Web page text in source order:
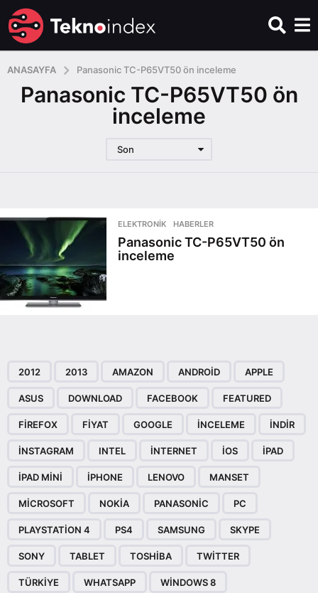
ANASAYFA Panasonic TC-P65VT50 ön inceleme
Panasonic TC-P65VT50 ön
inceleme
Son
ELEKTRONIK ,HABERLER
Panasonic TC-P65VT50 ön
inceleme
2012 2013 AMAZON ANDROID APPLE
ASUS DOWNLOAD FACEBOOK FEATURED
FIREFOX FIYAT GOOGLE INCELEME INDIR
INSTAGRAM INTEL INTERNET IOS IPAD
IPAD MINI IPHONE LENOVO MANSET
MICROSOFT NOKIA PANASONIC PC
PLAYSTATION 4 PS4 SAMSUNG SKYPE
SONY TABLET TOSHIBA TWITTER
TÜRKIYE WHATSAPP WINDOWS 8